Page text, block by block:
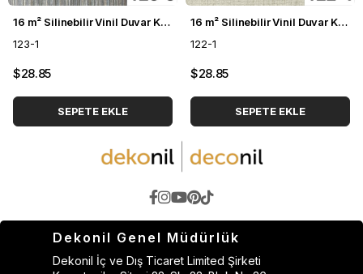
16 m² Silinebilir Vinil Duvar Kağıdı DH-123
123-1
$28.85
SEPETE EKLE
16 m² Silinebilir Vinil Duvar Kağıdı DH-122
122-1
$28.85
SEPETE EKLE
Dekonil Genel Müdürlük
Dekonil İç ve Dış Ticaret Limited Şirketi